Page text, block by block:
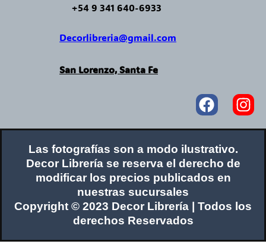
+54 9 341 640-6933
Decorlibreria@gmail.com
San Lorenzo, Santa Fe
Las fotografías son a modo ilustrativo.
Decor Librería se reserva el derecho de
modificar los precios publicados en
nuestras sucursales
Copyright © 2023 Decor Librería | Todos los
derechos Reservados